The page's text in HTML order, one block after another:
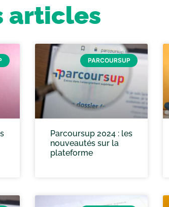
articles
PARCOURSUP
Parcoursup 2024 : les
nouveautés sur la
plateforme